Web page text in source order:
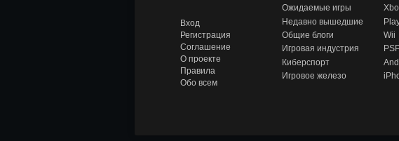
Вход
Регистрация
Соглашение
О проекте
Правила
Обо всем
Ожидаемые игры
Недавно вышедшие
Общие блоги
Игровая индустрия
Киберспорт
Игровое железо
Wii